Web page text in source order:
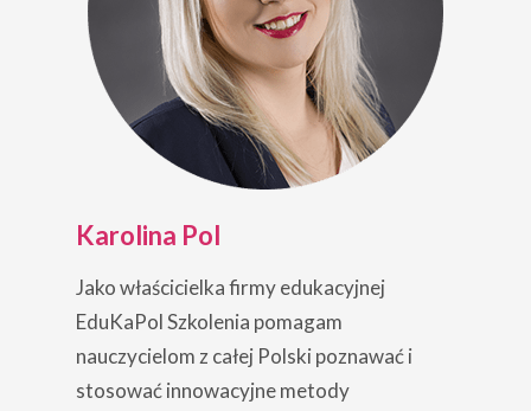
Karolina Pol
Jako właścicielka firmy edukacyjnej
EduKaPol Szkolenia pomagam
nauczycielom z całej Polski poznawać i
stosować innowacyjne metody